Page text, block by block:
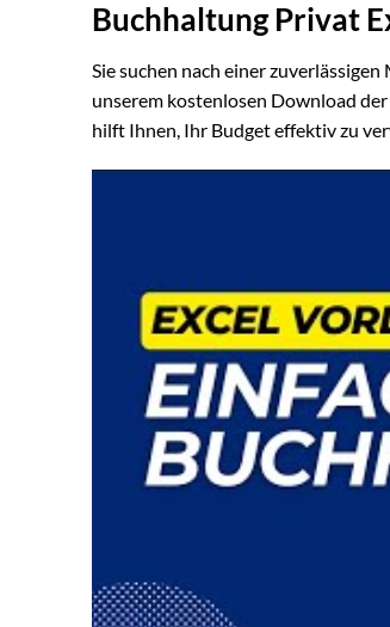
Buchhaltung Privat
Sie suchen nach einer
unserem kostenlosen Download
hilft Ihnen, Ihr Budget effektiv zu